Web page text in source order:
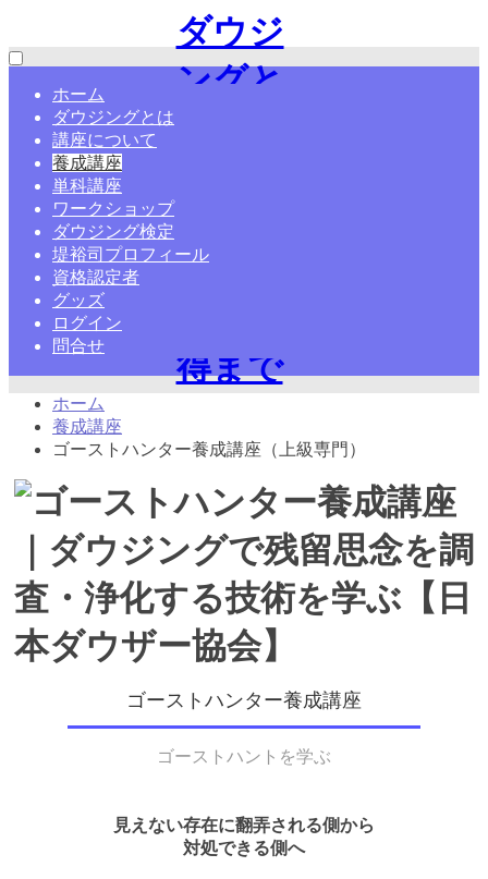
ダウジ
ングと
ラム・
得まで
【日本
ダウザ
ー協
会】
ホーム
ダウジングとは
講座について
養成講座
単科講座
ワークショップ
ダウジング検定
堤裕司プロフィール
資格認定者
グッズ
ログイン
問合せ
ホーム
養成講座
ゴーストハンター養成講座（上級専門）
ゴーストハンター養成講座
ゴーストハントを学ぶ
見えない存在に翻弄される側から
対処できる側へ